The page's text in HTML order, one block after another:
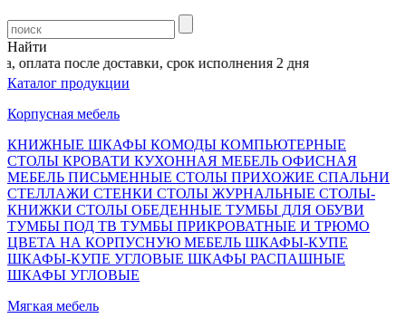
Найти
после доставки, срок исполнения 2 дня
Каталог продукции
Корпусная мебель
КНИЖНЫЕ ШКАФЫ КОМОДЫ КОМПЬЮТЕРНЫЕ
СТОЛЫ КРОВАТИ КУХОННАЯ МЕБЕЛЬ ОФИСНАЯ
МЕБЕЛЬ ПИСЬМЕННЫЕ СТОЛЫ ПРИХОЖИЕ СПАЛЬНИ
СТЕЛЛАЖИ СТЕНКИ СТОЛЫ ЖУРНАЛЬНЫЕ СТОЛЫ-
КНИЖКИ СТОЛЫ ОБЕДЕННЫЕ ТУМБЫ ДЛЯ ОБУВИ
ТУМБЫ ПОД ТВ ТУМБЫ ПРИКРОВАТНЫЕ И ТРЮМО
ЦВЕТА НА КОРПУСНУЮ МЕБЕЛЬ ШКАФЫ-КУПЕ
ШКАФЫ-КУПЕ УГЛОВЫЕ ШКАФЫ РАСПАШНЫЕ
ШКАФЫ УГЛОВЫЕ
Мягкая мебель